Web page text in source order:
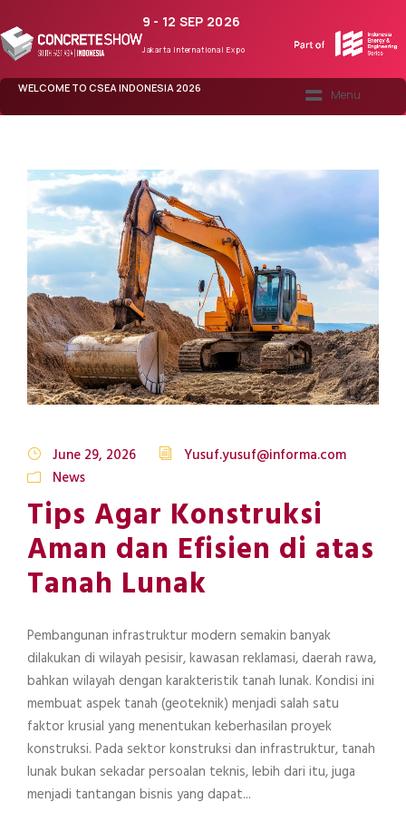
9 - 12 SEP 2026
Jakarta International Expo
WELCOME TO CSEA INDONESIA 2026
June 29, 2026
Yusuf.yusuf@informa.com
News
Tips Agar Konstruksi
Aman dan Efisien di atas
Tanah Lunak
Pembangunan infrastruktur modern semakin banyak
dilakukan di wilayah pesisir, kawasan reklamasi, daerah rawa,
bahkan wilayah dengan karakteristik tanah lunak. Kondisi ini
membuat aspek tanah (geoteknik) menjadi salah satu
faktor krusial yang menentukan keberhasilan proyek
konstruksi. Pada sektor konstruksi dan infrastruktur, tanah
lunak bukan sekadar persoalan teknis, lebih dari itu, juga
menjadi tantangan bisnis yang dapat...